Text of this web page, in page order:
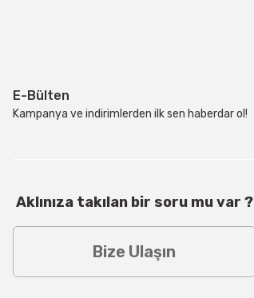
E-Bülten
Kampanya ve indirimlerden ilk sen haberdar ol!
Aklınıza takılan bir soru mu var ?
Bize Ulaşın